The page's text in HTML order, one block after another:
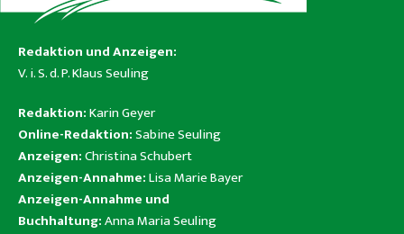
Redaktion und Anzeigen:
V. i. S. d. P. Klaus Seuling
Redaktion:Karin Geyer
Online-Redaktion:Sabine Seuling
Anzeigen:Christina Schubert
Anzeigen-Annahme:Lisa Marie Bayer
Anzeigen-Annahme und
Buchhaltung:Anna Maria Seuling